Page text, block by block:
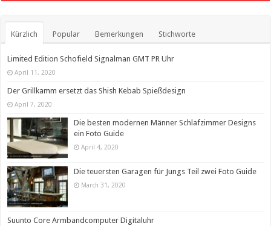
Kürzlich Popular Bemerkungen Stichworte
Limited Edition Schofield Signalman GMT PR Uhr
April 11, 2020
Der Grillkamm ersetzt das Shish Kebab Spießdesign
April 7, 2020
Die besten modernen Männer Schlafzimmer Designs
ein Foto Guide
April 4, 2020
Die teuersten Garagen für Jungs Teil zwei Foto Guide
March 31, 2020
Suunto Core Armbandcomputer Digitaluhr